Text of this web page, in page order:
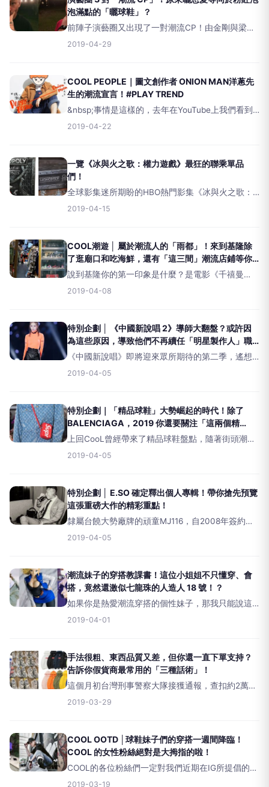
泡滿點的「曬球鞋」？
前陣子演藝圈又出現了一對潮流CP！由金剛與梁云
菲兩人互捏臉龐，充滿了粉紅泡泡詮釋出潮流戀人
流情侶，同時感受到
2019-04-29
COOL PEOPLE｜圖文創作者 ONION MAN洋蔥先
生的潮流宣言！#PLAY TREND
&nbsp;事情是這樣的，去年在YouTube上我們看到
知名網路插畫家Onionman發表的「七、八年級生的
2019-04-22
一覽《冰與火之歌：權力遊戲》最狂的聯乘單品
們！
全球影集迷所期盼的HBO熱門影集《冰與火之歌：
權力遊戲》最終季終於將要在這周日（4月14日）開
更是躁動
2019-04-15
COOL潮遊 │ 屬於潮流人的「雨都」！來到基隆除
了逛廟口和吃海鮮，還有「這三間」潮流店鋪等你
朝聖！
說到基隆你的第一印象是什麼？是電影《千禧曼
波》舒淇走過的中山陸橋、廟口夜市美食，還是隱
出，我只能說基隆真的被你
2019-04-08
特別企劃 │ 《中國新說唱 2》導師大翻盤？或許因
為這些原因，導致他們不再續任「明星製作人」職
位！
《中國新說唱》即將迎來眾所期待的第二季，遙想
在17年、《中國有嘻哈》所創造的&ldquo;說唱
2019-04-05
特別企劃｜「精品球鞋」大勢崛起的時代！除了
BALENCIAGA，2019 你還要關注「這兩個精
品」！
上回CooL曾經帶來了精品球鞋盤點，隨著街頭潮流
與精品之間的隔閡不斷縮小，到如今雙方互相學
群，能夠接觸更多
2019-04-05
特別企劃 │ E.SO 確定釋出個人專輯！帶你搶先預覽
這張重磅大作的精彩重點！
隸屬台饒大勢廠牌的頑童MJ116，自2008年簽約本
色後便不斷成長、高飛。儘管他們首張錄音室專輯
2019-04-05
潮流妹子的穿搭教課書！這位小姐姐不只懂穿、會
搭，竟然還激似七龍珠的人造人 18 號！？
如果你是熱愛潮流穿搭的個性妹子，那我只能說這
篇文章你可要好好拜讀了，因為今回#M編正好要介
2019-04-01
手法很粗、東西品質又差，但你還一直下單支持？
告訴你假貨商最常用的「三種話術」！
這個月初台灣刑事警察大隊接獲通報，查扣約2萬多
件市值破千萬的Supreme仿貨，同時更奉勸時下追
冒品
2019-03-29
COOL OOTD │球鞋妹子們的穿搭一週間降臨！
COOL 的女性粉絲絕對是大拇指的啦！
COOL的各位粉絲們一定對我們近期在IG所提倡的
Hasgtag#COOL_OOTD，也從個位數則貼文來到破
2019-03-19